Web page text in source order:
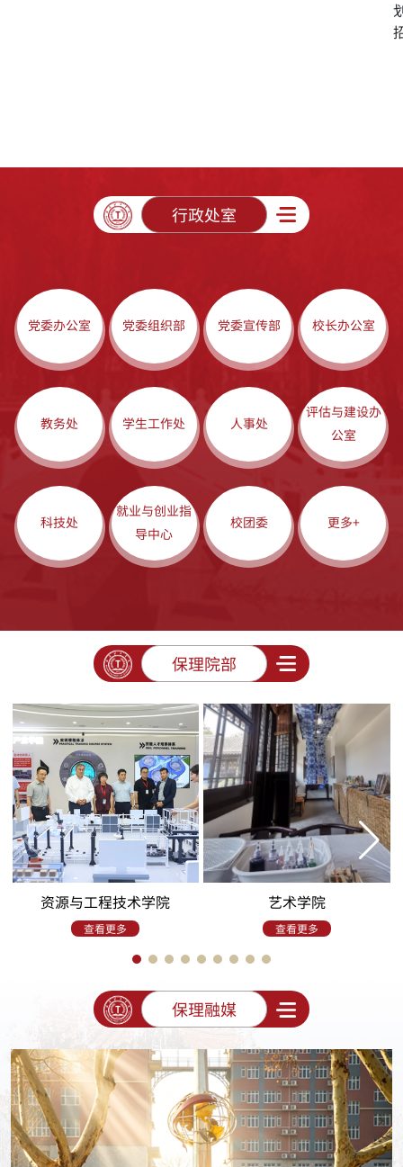
行政处室
党委办公室 党委组织部 党委宣传部 校长办公室
教务处 学生工作处 人事处
评估与建设办
公室
科技处
就业与创业指
导中心
校团委 更多+
保理院部
资源与工程技术学院
查看更多
艺术学院
查看更多
保理融媒